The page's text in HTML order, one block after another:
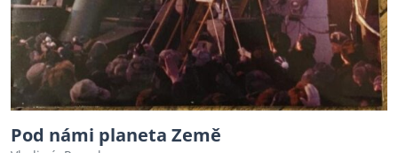
Pod námi planeta Země